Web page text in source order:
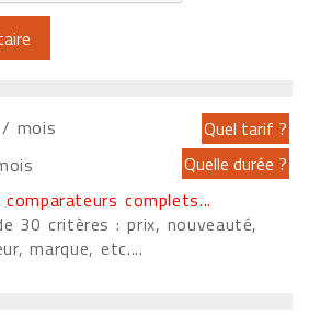
mois
complets...
30 critères : prix, nouveauté,
marque, etc....